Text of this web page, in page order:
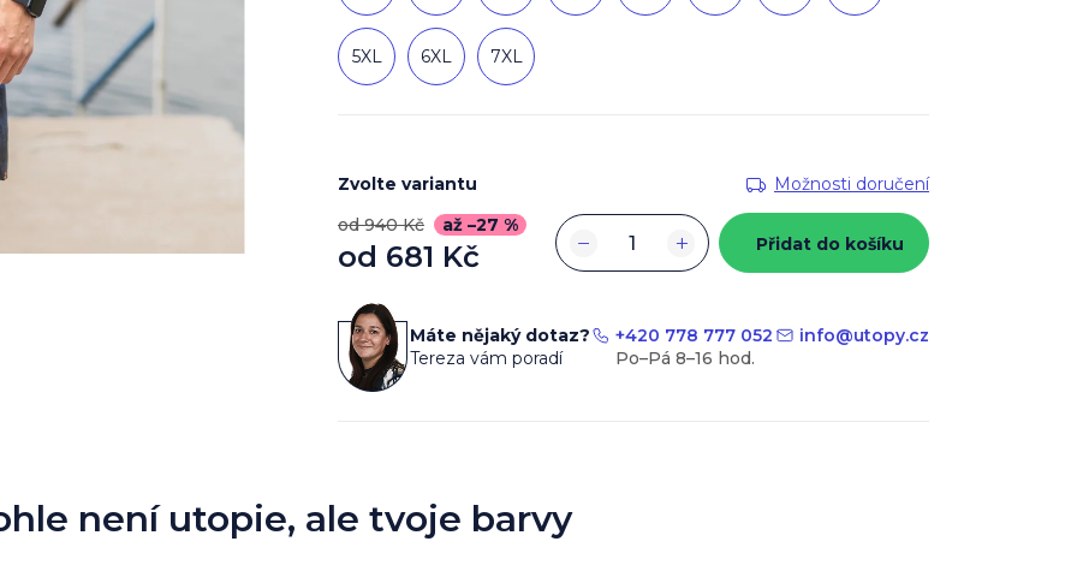
5XL 6XL 7XL
Zvolte variantu
Možnosti doručení
od 940 Kč
až –27 %
od 681 Kč
cena:
+
− Přidat do košíku
Máte nějaký dotaz?
Tereza vám poradí
+420 778 777 052 info@utopy.cz
není utopie, ale tvoje barvy